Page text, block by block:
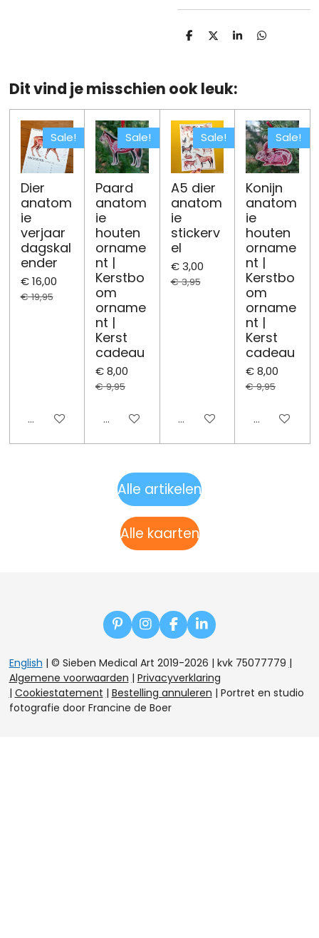
D
n
D S
e
D
Dit vind je misschien ook leuk:
Sale!
Dier
anatom
ie
verjaar
dagskal
ender
€ 16,00
€ 19,95
Uitgeschakeld
Sale!
Paard
anatom
ie
houten
orname
nt |
Kerstbo
om
orname
nt |
Kerst
cadeau
€ 8,00
€ 9,95
Uitgeschakeld
Sale!
A5 dier
anatom
ie
stickerv
el
€ 3,00
€ 3,95
Uitgeschakeld
Sale!
Konijn
anatom
ie
houten
orname
nt |
Kerstbo
om
orname
nt |
Kerst
cadeau
€ 8,00
€ 9,95
Alle artikelen
Alle kaarten
P
i
n
t
e
r
e
I
n
t
a
g
r
F
a
c
e
b
o
L
i
n
k
e
d
English | © Sieben Medical Art 2019-2026 | kvk 75077779 |
Algemene voorwaarden | Privacyverklaring
| Cookiestatement | Bestelling annuleren | Portret en studio
fotografie door Francine de Boer